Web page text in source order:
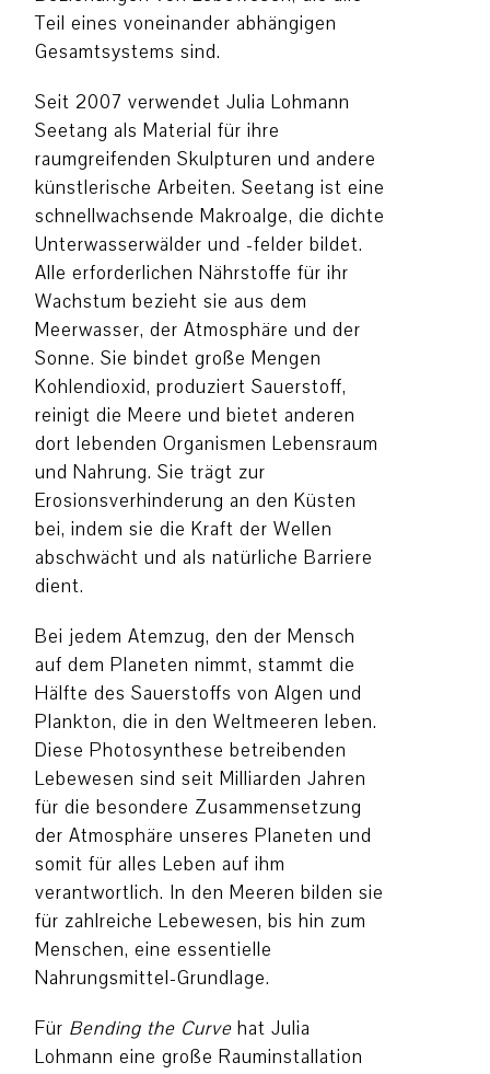
Teil eines voneinander abhängigen
Gesamtsystems sind.
Seit 2007 verwendet Julia Lohmann
Seetang als Material für ihre
raumgreifenden Skulpturen und andere
künstlerische Arbeiten. Seetang ist eine
schnellwachsende Makroalge, die dichte
Unterwasserwälder und -felder bildet.
Alle erforderlichen Nährstoffe für ihr
Wachstum bezieht sie aus dem
Meerwasser, der Atmosphäre und der
Sonne. Sie bindet große Mengen
Kohlendioxid, produziert Sauerstoff,
reinigt die Meere und bietet anderen
dort lebenden Organismen Lebensraum
und Nahrung. Sie trägt zur
Erosionsverhinderung an den Küsten
bei, indem sie die Kraft der Wellen
abschwächt und als natürliche Barriere
dient.
Bei jedem Atemzug, den der Mensch
auf dem Planeten nimmt, stammt die
Hälfte des Sauerstoffs von Algen und
Plankton, die in den Weltmeeren leben.
Diese Photosynthese betreibenden
Lebewesen sind seit Milliarden Jahren
für die besondere Zusammensetzung
der Atmosphäre unseres Planeten und
somit für alles Leben auf ihm
verantwortlich. In den Meeren bilden sie
für zahlreiche Lebewesen, bis hin zum
Menschen, eine essentielle
Nahrungsmittel-Grundlage.
Für Bending the Curve hat Julia
Lohmann eine große Rauminstallation